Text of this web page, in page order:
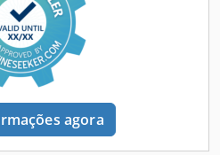
agora